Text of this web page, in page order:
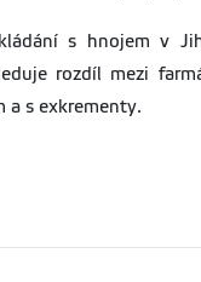
s hnojem v
rozdíl mezi
a s exkrementy.